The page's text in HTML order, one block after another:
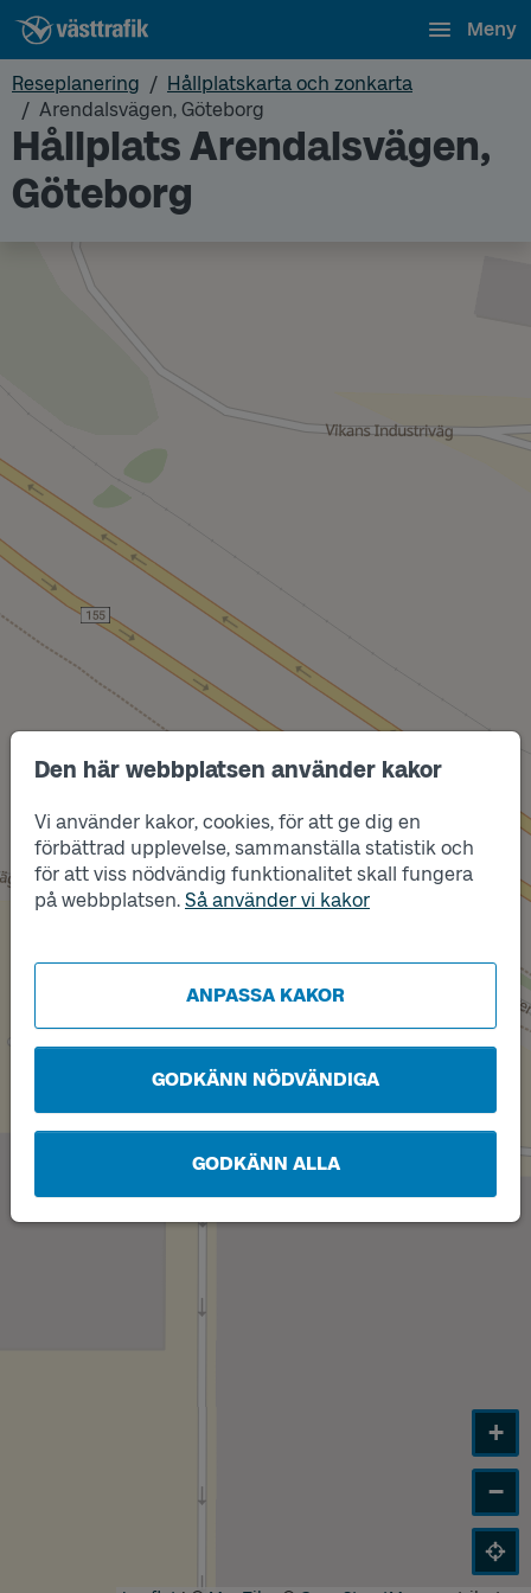
Den här webbplatsen använder kakor
Vi använder kakor, cookies, för att ge dig en
förbättrad upplevelse, sammanställa statistik och
för att viss nödvändig funktionalitet skall fungera
på webbplatsen. Så använder vi kakor
ANPASSA KAKOR
GODKÄNN NÖDVÄNDIGA
GODKÄNN ALLA
Meny
Reseplanering
Hållplatskarta och zonkarta
Arendalsvägen, Göteborg
Hållplats Arendalsvägen,
Göteborg
Läge
Läge
B
+
−